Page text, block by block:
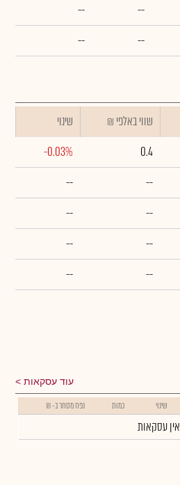
--
--
--
--
₪ שווי באלפי
שינוי
0.4
-0.03%
--
--
--
--
--
--
--
--
עוד עסקאות
שינוי כמות נפח מסחר ב- ₪
אין עסקאות